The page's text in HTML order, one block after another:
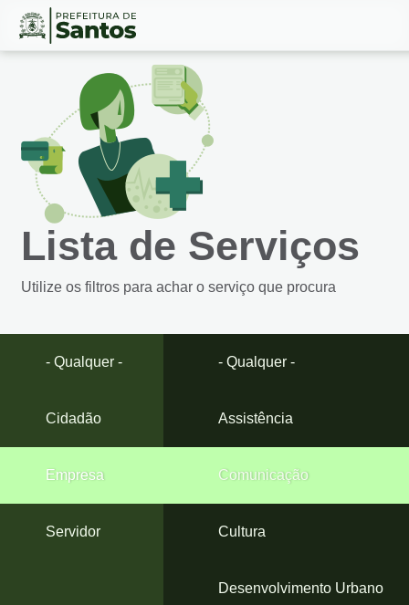
Ir
busca
Ir
Conteúdo
Lista de Serviços
Utilize os filtros para achar o serviço que procura
- Qualquer -
Cidadão
Empresa
Servidor
- Qualquer -
Assistência
Comunicação
Cultura
Desenvolvimento Urbano